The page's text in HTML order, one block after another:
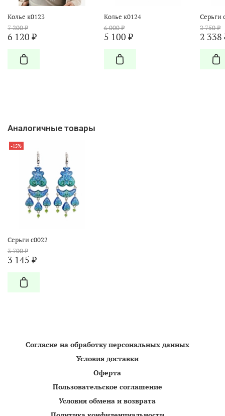
Колье к0123
7 200 ₽
6 120 ₽
Колье к0124
6 000 ₽
5 100 ₽
Серьги
2 750 ₽
2 338
Аналогичные товары
-15%
Серьги с0022
3 700 ₽
3 145 ₽
Согласие на обработку персональных данных
Условия доставки
Оферта
Пользовательское соглашение
Условия обмена и возврата